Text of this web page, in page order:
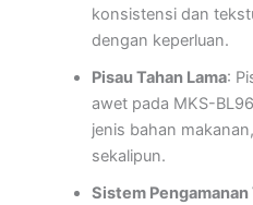
konsistensi dan
dengan keperluan.
Pisau Tahan Lama:
awet pada MKS-
jenis bahan
sekalipun.
Sistem